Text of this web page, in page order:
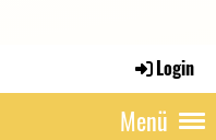
Login
Menü